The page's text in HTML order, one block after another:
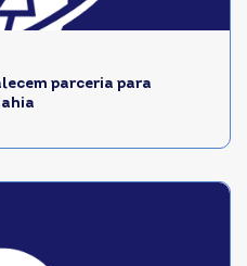
parceria para